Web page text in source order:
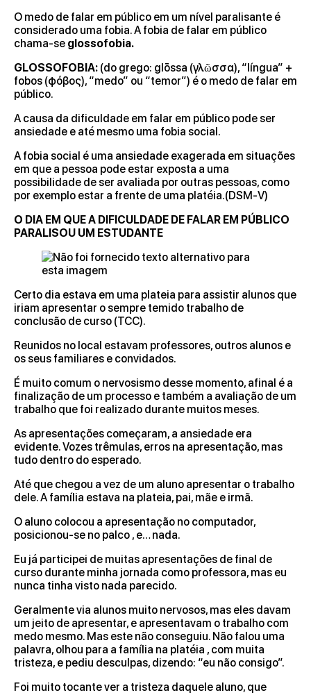
O medo de falar em público em um nível paralisante é
considerado uma fobia. A fobia de falar em público
chama-se glossofobia.
GLOSSOFOBIA: (do grego: glōssa (γλῶσσα), “língua” +
fobos (φόβος), “medo” ou “temor”) é o medo de falar em
público.
A causa da dificuldade em falar em público pode ser
ansiedade e até mesmo uma fobia social.
A fobia social é uma ansiedade exagerada em situações
em que a pessoa pode estar exposta a uma
possibilidade de ser avaliada por outras pessoas, como
por exemplo estar a frente de uma platéia.(DSM-V)
O DIA EM QUE A DIFICULDADE DE FALAR EM PÚBLICO
PARALISOU UM ESTUDANTE
Certo dia estava em uma plateia para assistir alunos que
iriam apresentar o sempre temido trabalho de
conclusão de curso (TCC).
Reunidos no local estavam professores, outros alunos e
os seus familiares e convidados.
É muito comum o nervosismo desse momento, afinal é a
finalização de um processo e também a avaliação de um
trabalho que foi realizado durante muitos meses.
As apresentações começaram, a ansiedade era
evidente. Vozes trêmulas, erros na apresentação, mas
tudo dentro do esperado.
Até que chegou a vez de um aluno apresentar o trabalho
dele. A família estava na plateia, pai, mãe e irmã.
O aluno colocou a apresentação no computador,
posicionou-se no palco , e… nada.
Eu já participei de muitas apresentações de final de
curso durante minha jornada como professora, mas eu
nunca tinha visto nada parecido.
Geralmente via alunos muito nervosos, mas eles davam
um jeito de apresentar, e apresentavam o trabalho com
medo mesmo. Mas este não conseguiu. Não falou uma
palavra, olhou para a família na platéia , com muita
tristeza, e pediu desculpas, dizendo: “eu não consigo”.
Foi muito tocante ver a tristeza daquele aluno, que